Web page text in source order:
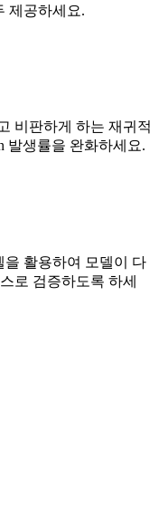
제공하세요.
비판하게 하는 재귀적
발생률을 완화하세요.
을 활용하여 모델이 다
로 검증하도록 하세